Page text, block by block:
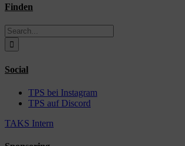
Finden
Search
for:
Social
TPS bei Instagram
TPS auf Discord
TAKS Intern